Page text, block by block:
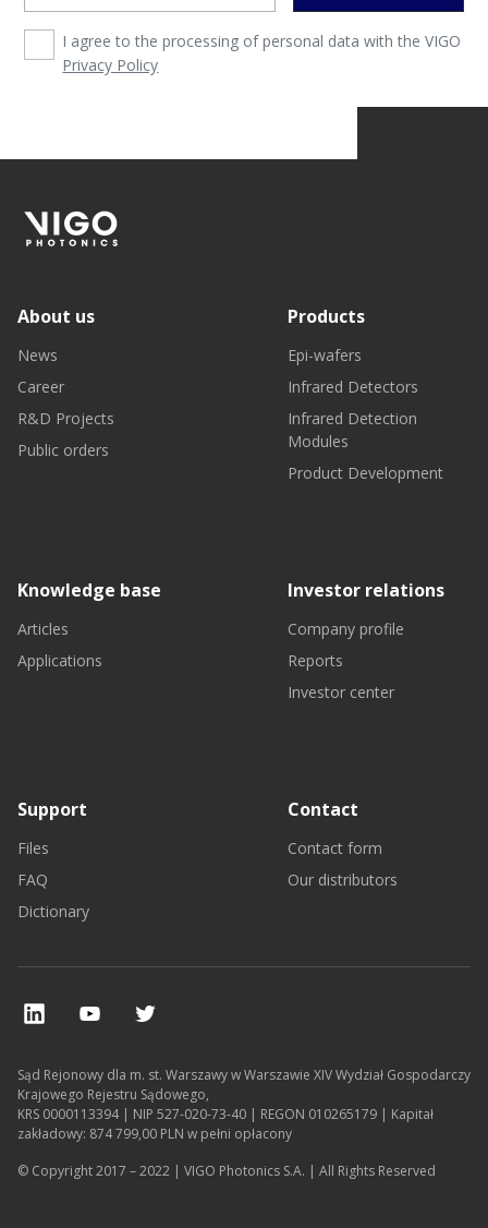
I agree to the processing of personal data with the VIGO
Privacy Policy
About us
News
Career
R&D Projects
Public orders
Products
Epi-wafers
Infrared Detectors
Infrared Detection
Modules
Product Development
Knowledge base
Articles
Applications
Investor relations
Company profile
Reports
Investor center
Support
Files
FAQ
Dictionary
Contact
Contact form
Our distributors
Sąd Rejonowy dla m. st. Warszawy w Warszawie XIV Wydział Gospodarczy
Krajowego Rejestru Sądowego,
KRS 0000113394 | NIP 527-020-73-40 | REGON 010265179 | Kapitał
zakładowy: 874 799,00 PLN w pełni opłacony
© Copyright 2017 – 2022 | VIGO Photonics S.A. | All Rights Reserved